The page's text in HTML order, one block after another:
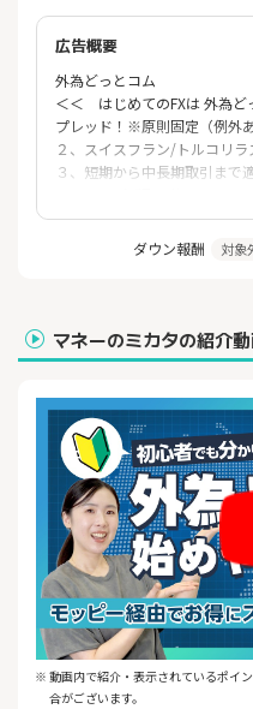
広告概要
外為どっとコム
＜＜ はじめてのFXは 外為
プレッド！※原則固定（例外
２、スイスフラン/トルコリ
３、短期から中長期取引まで
４、質の高い投資情報！豊富
情報サービスも充実
５、安心・安全な取引を。健
2026年5月・6月のスワップポ
＜キャッシュバックキャンペ
のページをご確認ください。
▼【新規口座開設＋ご入金＋
ント獲得
①新規口座開設をし、所定の
バックいたします。
※詳細は、外為どっとコムの
※上記特典は、ポイントサイ
なります。(下記②の特典との
②新規口座開設後に、所定額
た方に、ポイントを進呈いた
※お申し込みフォーム入力後
があります。
＼口座開設の３ステップ／
１）口座開設のお申し込み：
ダウン報酬 対象
マネーのミカタの紹介
※ 動画内で紹介・表示されているポイ
合がございます。